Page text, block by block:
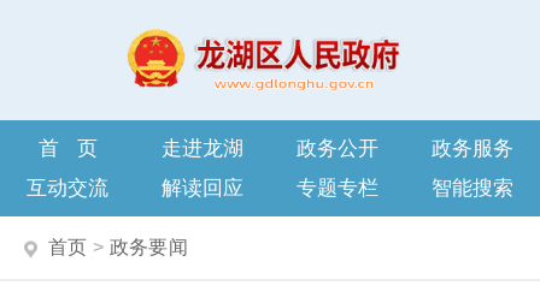
首页 走进龙湖 政务公开
政务服务
互动交流
解读回应 专题专栏 智能搜索
首页 > 政务要闻